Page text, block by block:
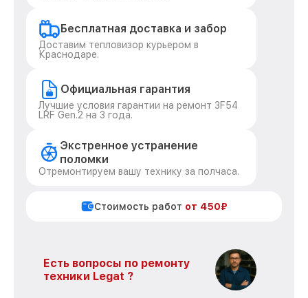
Бесплатная доставка и забор
Доставим тепловизор курьером в
Краснодаре.
Официальная гарантия
Лучшие условия гарантии на ремонт 3F54
LRF Gen.2 на 3 года.
Экстренное устранение
поломки
Отремонтируем вашу технику за полчаса.
Стоимость работ от 450₽
Есть вопросы по ремонту
техники Legat ?